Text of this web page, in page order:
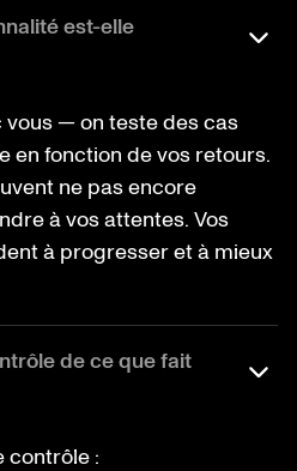
est-elle
— on teste des cas
en fonction de vos retours.
ne pas encore
à vos attentes. Vos
à progresser et à mieux
de ce que fait
contrôle :